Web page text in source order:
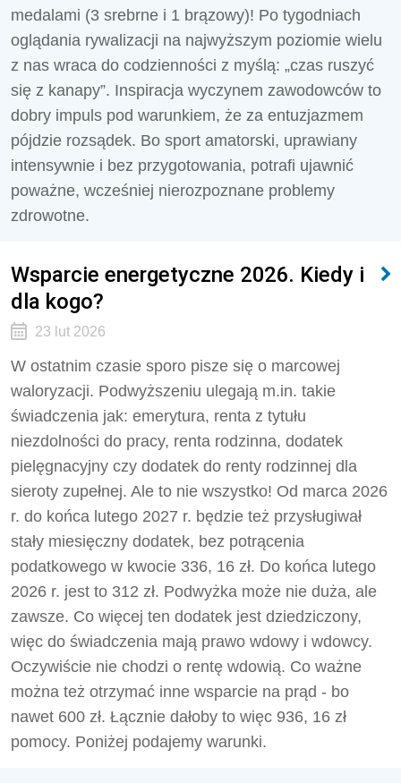
medalami (3 srebrne i 1 brązowy)! Po tygodniach
oglądania rywalizacji na najwyższym poziomie wielu
z nas wraca do codzienności z myślą: „czas ruszyć
się z kanapy”. Inspiracja wyczynem zawodowców to
dobry impuls pod warunkiem, że za entuzjazmem
pójdzie rozsądek. Bo sport amatorski, uprawiany
intensywnie i bez przygotowania, potrafi ujawnić
poważne, wcześniej nierozpoznane problemy
zdrowotne.
Wsparcie energetyczne 2026. Kiedy i
dla kogo?
23 lut 2026
W ostatnim czasie sporo pisze się o marcowej
waloryzacji. Podwyższeniu ulegają m.in. takie
świadczenia jak: emerytura, renta z tytułu
niezdolności do pracy, renta rodzinna, dodatek
pielęgnacyjny czy dodatek do renty rodzinnej dla
sieroty zupełnej. Ale to nie wszystko! Od marca 2026
r. do końca lutego 2027 r. będzie też przysługiwał
stały miesięczny dodatek, bez potrącenia
podatkowego w kwocie 336, 16 zł. Do końca lutego
2026 r. jest to 312 zł. Podwyżka może nie duża, ale
zawsze. Co więcej ten dodatek jest dziedziczony,
więc do świadczenia mają prawo wdowy i wdowcy.
Oczywiście nie chodzi o rentę wdowią. Co ważne
można też otrzymać inne wsparcie na prąd - bo
nawet 600 zł. Łącznie dałoby to więc 936, 16 zł
pomocy. Poniżej podajemy warunki.